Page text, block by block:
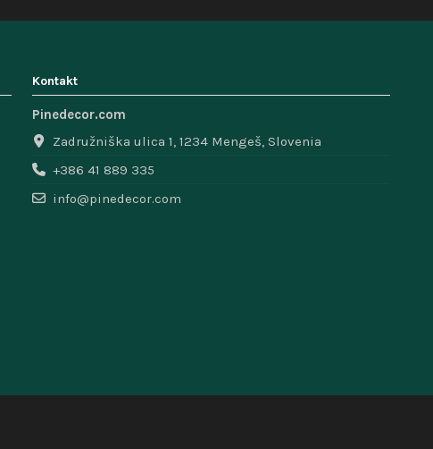
Kontakt
Pinedecor.com
Zadružniška ulica 1, 1234 Mengeš, Slovenia
+386 41 889 335
info@pinedecor.com